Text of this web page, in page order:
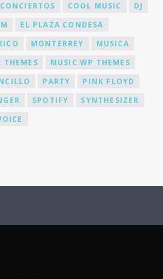
CONCIERTOS COOL MUSIC
DJ
EL PLAZA CONDESA
MONTERREY
MUSICA
THEMES
MUSIC WP THEMES
PARTY
PINK FLOYD
SPOTIFY
SYNTHESIZER